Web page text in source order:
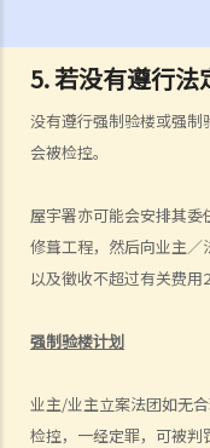
5. 若没有遵行法
没有遵行强制验楼或强
会被检控。
屋宇署亦可能会安排其
修葺工程，然后向业主／
以及徵收不超过有关费用
强制验楼计划
业主/业主立案法团如无
检控，一经定罪，可被判
另一份呢？
B. 第三者风险保险须予承
1. 谁是第三者？
2. 第三者风险保险需要承
购保险？
C. 最低承保额
E. 向土地注册处处长报告
G.对法团及第三者的保障
H. 投购第三者风险保险的